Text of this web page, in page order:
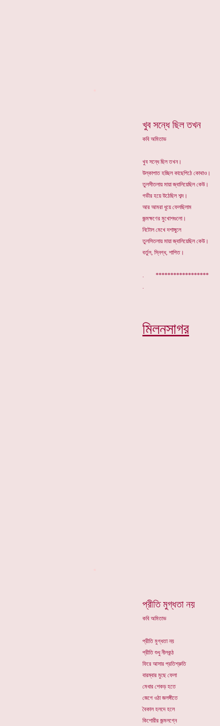
খুব সন্ধে ছিল তখন
কবি অমিতাভ
খুব সন্ধে ছিল তখন।
উল্কাপাত হচ্ছিল কাছেপিঠে কোথাও।
তুলসীতলায় মায়া জ্বালিয়েছিল কেউ।
গভীর হয়ে উঠেছিল শব্দ।
আর আমরা ধুয়ে ফেলছিলাম
জন্মক্ষণের মুখোশগুলো।
নিটোল মেখে দশাঙ্গুলে
তুলসিতলায় মায়া জ্বালিয়েছিল কেউ।
বর্তুল, স্নিগ্ধ, শাপিত।
. ******************
মিলনসাগর
প্রীতি মুগ্ধতা নয়
কবি অমিতাভ
প্রীতি মুগ্ধতা নয়
প্রীতি শুধু নীলকন্ঠ
ফিরে আসার প্রতিশ্রুতি
বারম্বার মুছে ফেলা
মেধার শেকড় হতে
জেগে ওঠা জলঙ্গীতে
বৈকাল হলদে হলে
কিশোরীর জন্মলগ্নে